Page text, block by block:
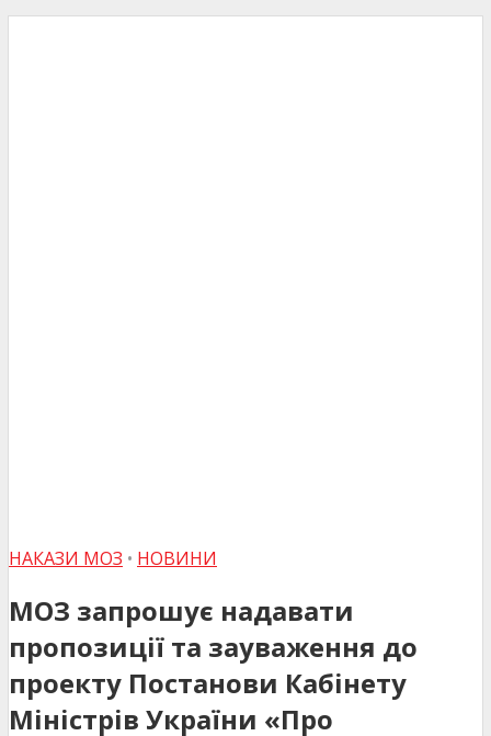
НАКАЗИ МОЗ • НОВИНИ
МОЗ запрошує надавати
пропозиції та зауваження до
проекту Постанови Кабінету
Міністрів України «Про